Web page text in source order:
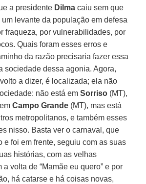
a presidente Dilma caiu sem que
levante da população em defesa
fraqueza, por vulnerabilidades, por
Quais foram esses erros e
da razão precisaria fazer essa
sociedade dessa agonia. Agora,
a dizer, é localizada; ela não
não está emSorriso (MT),
Campo Grande (MT), mas está
metropolitanos, e também esses
nisso. Basta ver o carnaval, que
e foi em frente, seguiu com as suas
histórias, com as velhas
a volta de “Mamãe eu quero” e por
há catarse e há coisas novas,